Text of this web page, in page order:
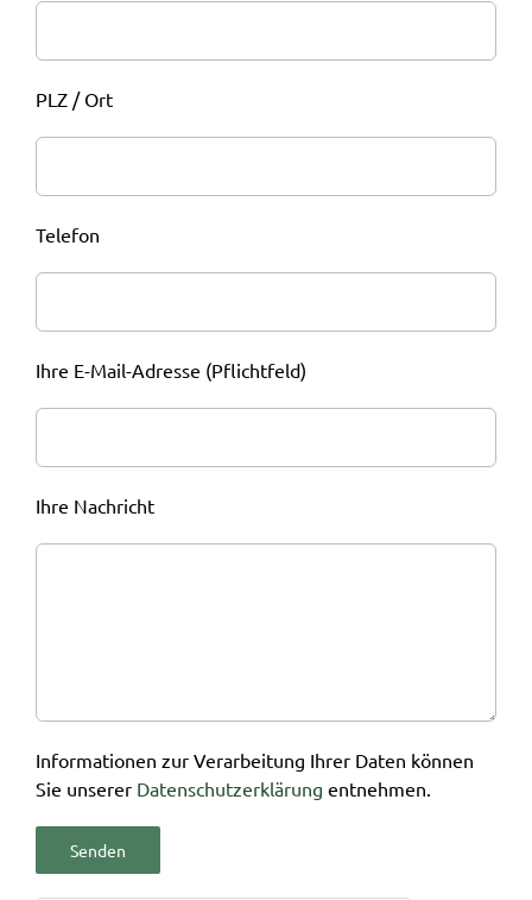
PLZ / Ort
Telefon
Ihre E-Mail-Adresse (Pflichtfeld)
Ihre Nachricht
Informationen zur Verarbeitung Ihrer Daten können
Sie unserer Datenschutzerklärung entnehmen.